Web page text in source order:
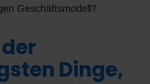
Geschäftsmodell?
Dinge,